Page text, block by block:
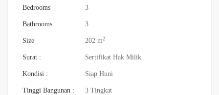
Bedrooms 3
Bathrooms 3
Size 202 m2
Surat : Sertifikat Hak Milik
Kondisi : Siap Huni
Tinggi Bangunan : 3 Tingkat